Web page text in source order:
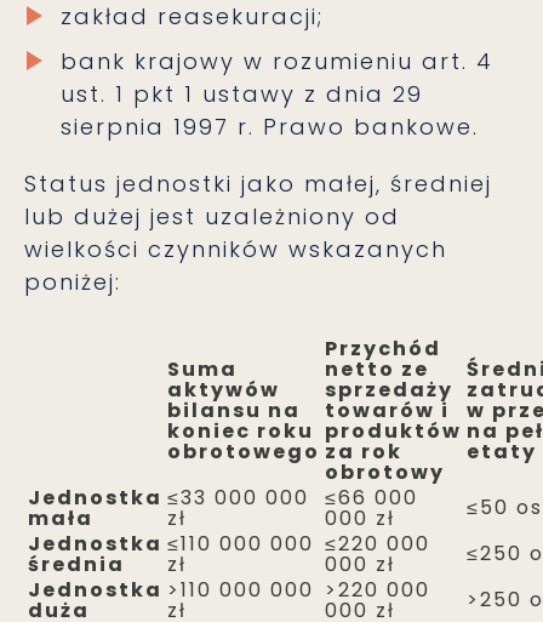
zakład reasekuracji;
bank krajowy w rozumieniu art. 4
ust. 1 pkt 1 ustawy z dnia 29
sierpnia 1997 r. Prawo bankowe.
Status jednostki jako małej, średniej
lub dużej jest uzależniony od
wielkości czynników wskazanych
poniżej:
Suma
aktywów
bilansu na
koniec roku
obrotowego
Przychód
netto ze
sprzedaży
towarów i
produktów
za rok
obrotowy
w
na
etaty
Jednostka
mała
≤33 000 000
zł
≤66 000
000 zł
≤50
Jednostka
średnia
≤110 000 000
zł
≤220 000
000 zł
≤250
Jednostka
duża
>110 000 000
zł
>220 000
000 zł >250